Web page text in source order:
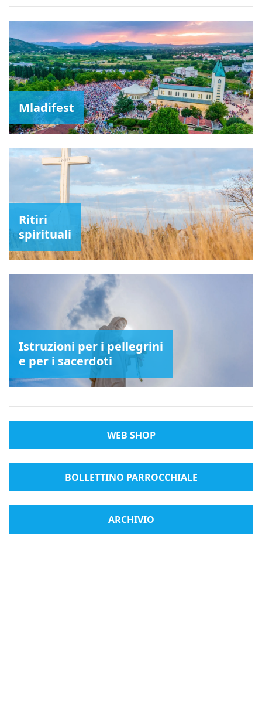
Mladifest
Ritiri
spirituali
Istruzioni per i pellegrini
e per i sacerdoti
WEB SHOP
BOLLETTINO PARROCCHIALE
ARCHIVIO